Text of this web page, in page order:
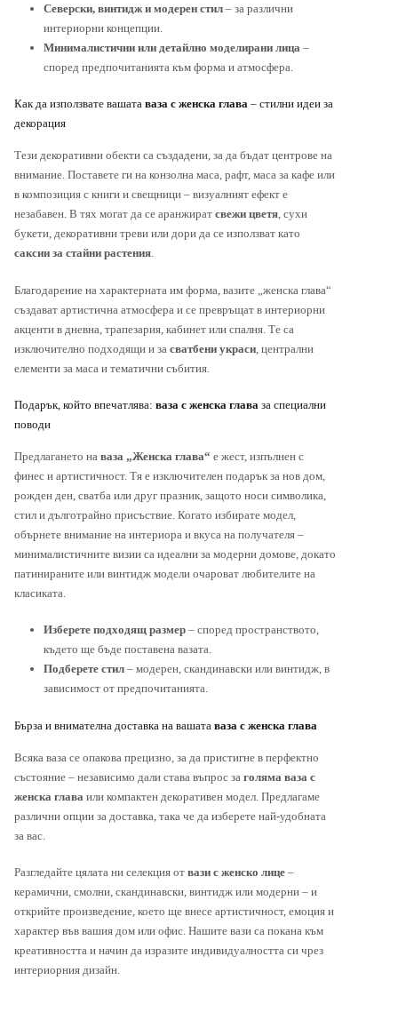
Северски, винтидж и модерен стил– за различни
интериорни концепции.
Минималистични или детайлно моделирани лица –
според предпочитанията към форма и атмосфера.
Как да използвате вашата ваза с женска глава – стилни идеи за
декорация
Тези декоративни обекти са създадени, за да бъдат центрове на
внимание. Поставете ги на конзолна маса, рафт, маса за кафе или
в композиция с книги и свещници – визуалният ефект е
незабавен. В тях могат да се аранжират свежи цветя, сухи
букети, декоративни треви или дори да се използват като
саксии за стайни растения.
Благодарение на характерната им форма, вазите „женска глава“
създават артистична атмосфера и се превръщат в интериорни
акценти в дневна, трапезария, кабинет или спалня. Те са
изключително подходящи и за сватбени украси , централни
елементи за маса и тематични събития.
Подарък, който впечатлява: ваза с женска глава за специални
поводи
Предлагането на ваза „Женска глава“ е жест, изпълнен с
финес и артистичност. Тя е изключителен подарък за нов дом,
рожден ден, сватба или друг празник, защото носи символика,
стил и дълготрайно присъствие. Когато избирате модел,
обърнете внимание на интериора и вкуса на получателя –
минималистичните визии са идеални за модерни домове, докато
патинираните или винтидж модели очароват любителите на
класиката.
Изберете подходящ размер– според пространството,
където ще бъде поставена вазата.
Подберете стил– модерен, скандинавски или винтидж, в
зависимост от предпочитанията.
Бърза и внимателна доставка на вашата ваза с женска глава
Всяка ваза се опакова прецизно, за да пристигне в перфектно
състояние – независимо дали става въпрос за голяма ваза с
женска глава или компактен декоративен модел. Предлагаме
различни опции за доставка, така че да изберете най-удобната
за вас.
Разгледайте цялата ни селекция от вази с женско лице –
керамични, смолни, скандинавски, винтидж или модерни – и
открийте произведение, което ще внесе артистичност, емоция и
характер във вашия дом или офис. Нашите вази са покана към
креативността и начин да изразите индивидуалността си чрез
интериорния дизайн.